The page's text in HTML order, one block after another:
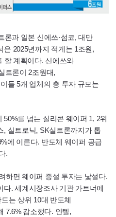
론과 일본 신에쓰·섬코, 대만
2025년까지 적게는 1조원,
할 계획이다. 신에쓰와
트론이 2조원대,
들 5개 업체의 총 투자 규모는
를 넘는 실리콘 웨이퍼 1, 2위
, 실트로닉, SK실트론까지가 톱
에 이른다. 반도체 웨이퍼 공급
.
하면 웨이퍼 증설 투자는 낯설다.
. 세계시장조사 기관 가트너에
는 상위 10대 반도체
7.6% 감소했다. 인텔,